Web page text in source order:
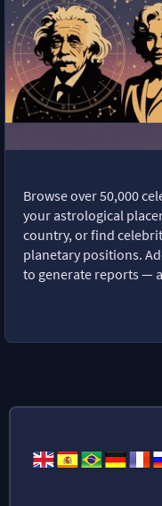
Browse over 50,000
your astrological
country, or find
planetary positions.
to generate reports —